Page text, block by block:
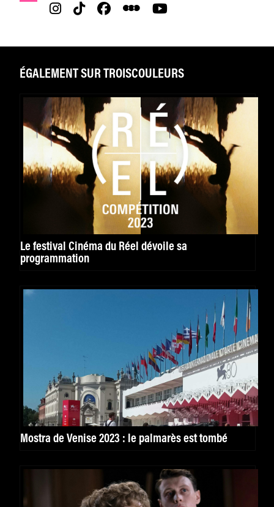
ÉGALEMENT SUR TROISCOULEURS
Le festival Cinéma du Réel dévoile sa
programmation
Mostra de Venise 2023 : le palmarès est tombé